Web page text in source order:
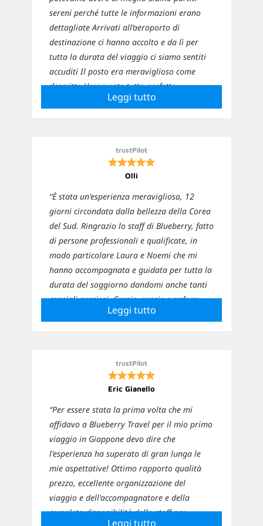
sereni perché tutte le informazioni erano
dettagliate Arrivati all’aeroporto di
destinazione ci hanno accolto e da lì per
tutta la durata del viaggio ci siamo sentiti
accuditi Il posto era meraviglioso come
descritto Veramente tutto perfetto
Sicuramente ci affideremo nuovamente a
Leggi tutto
trustPilot
Olli
“È stata un'esperienza meravigliosa, 12
giorni circondata dalla bellezza della Corea
del Sud. Ringrazio lo staff di Blueberry, fatto
di persone professionali e qualificate, in
modo particolare Laura e Noemi che mi
hanno accompagnata e guidata per tutta la
durata del soggiorno dandomi anche tanti
consigli preziosi. Grazie, grazie e anfora
Leggi tutto
trustPilot
Eric Gianello
“Per essere stata la prima volta che mi
affidavo a Blueberry Travel per il mio primo
viaggio in Giappone devo dire che
l'esperienza ha superato di gran lunga le
mie aspettative! Ottimo rapporto qualità
prezzo, eccellente organizzazione del
viaggio e dell'accompagnatore e della
completa disponibilità dello staff per
Leggi tutto